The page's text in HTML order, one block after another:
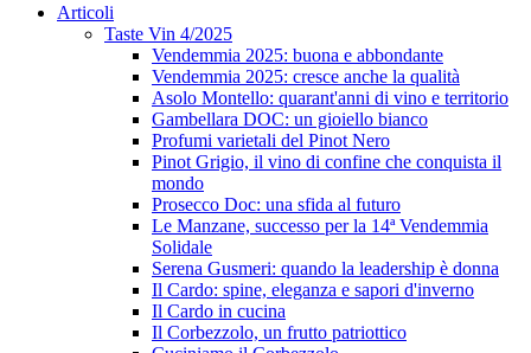
Articoli
Taste Vin 4/2025
Vendemmia 2025: buona e abbondante
Vendemmia 2025: cresce anche la qualità
Asolo Montello: quarant'anni di vino e territorio
Gambellara DOC: un gioiello bianco
Profumi varietali del Pinot Nero
Pinot Grigio, il vino di confine che conquista il
mondo
Prosecco Doc: una sfida al futuro
Le Manzane, successo per la 14ª Vendemmia
Solidale
Serena Gusmeri: quando la leadership è donna
Il Cardo: spine, eleganza e sapori d'inverno
Il Cardo in cucina
Il Corbezzolo, un frutto patriottico